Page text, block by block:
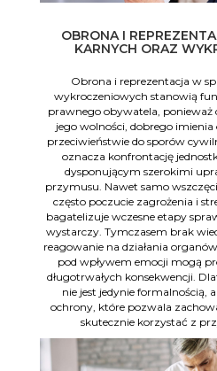
OBRONA I
KARNYCH ORAZ
Obrona i reprezentacja w
wykroczeniowych stanowią
prawnego obywatela, ponieważ
jego wolności, dobrego
przeciwieństwie do sporów
oznacza konfrontację
dysponującym szerokimi
przymusu. Nawet samo
często poczucie zagrożenia i
bagatelizuje wczesne etapy
wystarczy. Tymczasem brak
reagowanie na działania
pod wpływem emocji mogą
długotrwałych konsekwencji.
nie jest jedynie formalnością,
ochrony, które pozwala
skutecznie korzystać z